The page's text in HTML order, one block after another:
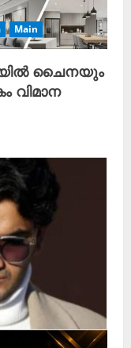
Main
ചൈനയും
വിമാന